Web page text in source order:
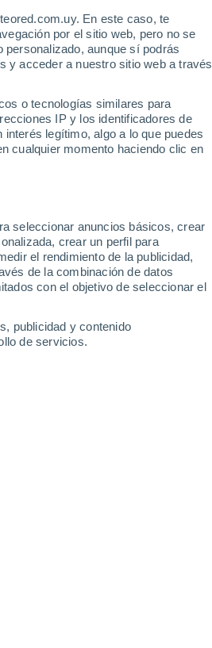
En este caso, te
por el sitio web, pero no se
aunque sí podrás
y acceder a nuestro sitio web a través
o tecnologías similares para
IP y los identificadores de
legítimo, algo a lo que puedes
cualquier momento haciendo clic en
seleccionar anuncios básicos, crear
crear un perfil para
el rendimiento de la publicidad,
de la combinación de datos
con el objetivo de seleccionar el
publicidad y contenido
de servicios.
24°
16°
Vitré
16°
Fougères
26°
La Guerche-
de-Bretagne
25°
16°
26°